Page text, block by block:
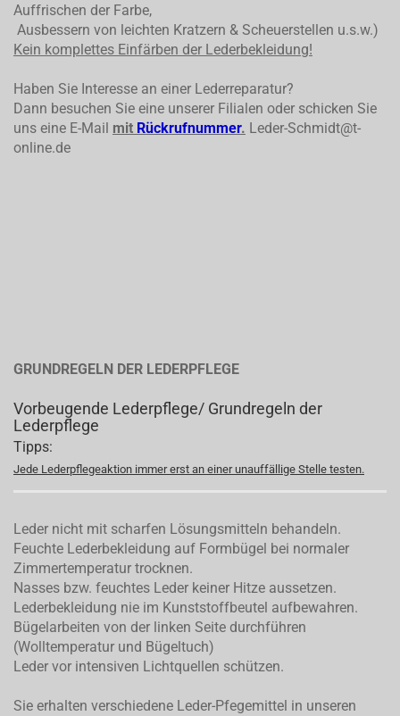
Auffrischen der Farbe,
Ausbessern von leichten Kratzern & Scheuerstellen u.s.w.)
Kein komplettes Einfärben der Lederbekleidung!
Haben Sie Interesse an einer Lederreparatur?
Dann besuchen Sie eine unserer Filialen oder schicken Sie
uns eine E-Mail mit Rückrufnummer. Leder-Schmidt@t-
online.de
GRUNDREGELN DER LEDERPFLEGE
Vorbeugende Lederpflege/ Grundregeln der
Lederpflege
Tipps:
Jede Lederpflegeaktion immer erst an einer unauffällige Stelle testen.
Leder nicht mit scharfen Lösungsmitteln behandeln.
Feuchte Lederbekleidung auf Formbügel bei normaler
Zimmertemperatur trocknen.
Nasses bzw. feuchtes Leder keiner Hitze aussetzen.
Lederbekleidung nie im Kunststoffbeutel aufbewahren.
Bügelarbeiten von der linken Seite durchführen
(Wolltemperatur und Bügeltuch)
Leder vor intensiven Lichtquellen schützen.
Sie erhalten verschiedene Leder-Pfegemittel in unseren